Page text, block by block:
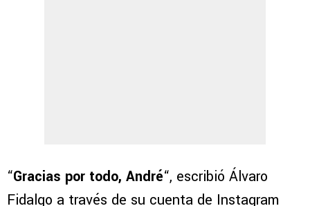
“Gracias por todo, André“, escribió Álvaro
Fidalgo a través de su cuenta de Instagram